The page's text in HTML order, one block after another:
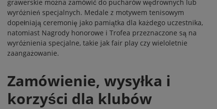
grawerskie można zamówić do pucharów wędrownych lub
wyróżnień specjalnych. Medale z motywem tenisowym
dopełniają ceremonię jako pamiątka dla każdego uczestnika,
natomiast Nagrody honorowe i Trofea przeznaczone są na
wyróżnienia specjalne, takie jak fair play czy wieloletnie
zaangażowanie.
Zamówienie, wysyłka i
korzyści dla klubów